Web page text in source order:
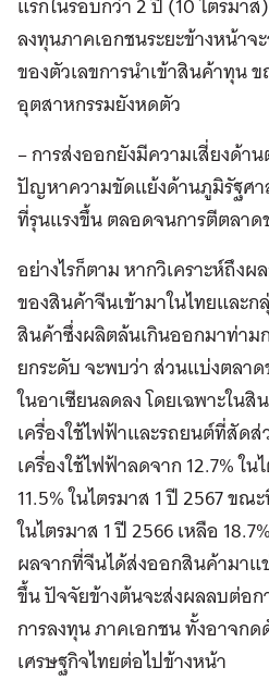
ลงทุนภาคเอกชนระยะข้างหน้า
ของตัวเลขการนำเข้าสินค้าทุน
อุตสาหกรรมยังหดตัว
– การส่งออกยังมีความเสี่ยงด้า
ปัญหาความขัดแย้งด้านภูมิรัฐศา
ที่รุนแรงขึ้น ตลอดจนการตีตลา
อย่างไรก็ตาม หากวิเคราะห์ถึง
ของสินค้าจีนเข้ามาในไทยและก
สินค้าซึ่งผลิตล้นเกินออกมาท่า
ยกระดับ จะพบว่า ส่วนแบ่งตลา
ในอาเซียนลดลง โดยเฉพาะใน
เครื่องใช้ไฟฟ้าและรถยนต์ที่สัด
เครื่องใช้ไฟฟ้าลดจาก 12.7% ใน
11.5% ในไตรมาส 1 ปี 2567 ข
ในไตรมาส 1 ปี 2566 เหลือ
ผลจากที่จีนได้ส่งออกสินค้ามาแ
ขึ้น ปัจจัยข้างต้นจะส่งผลลบต่อ
การลงทุน ภาคเอกชน ทั้งอาจก
เศรษฐกิจไทยต่อไปข้างหน้า